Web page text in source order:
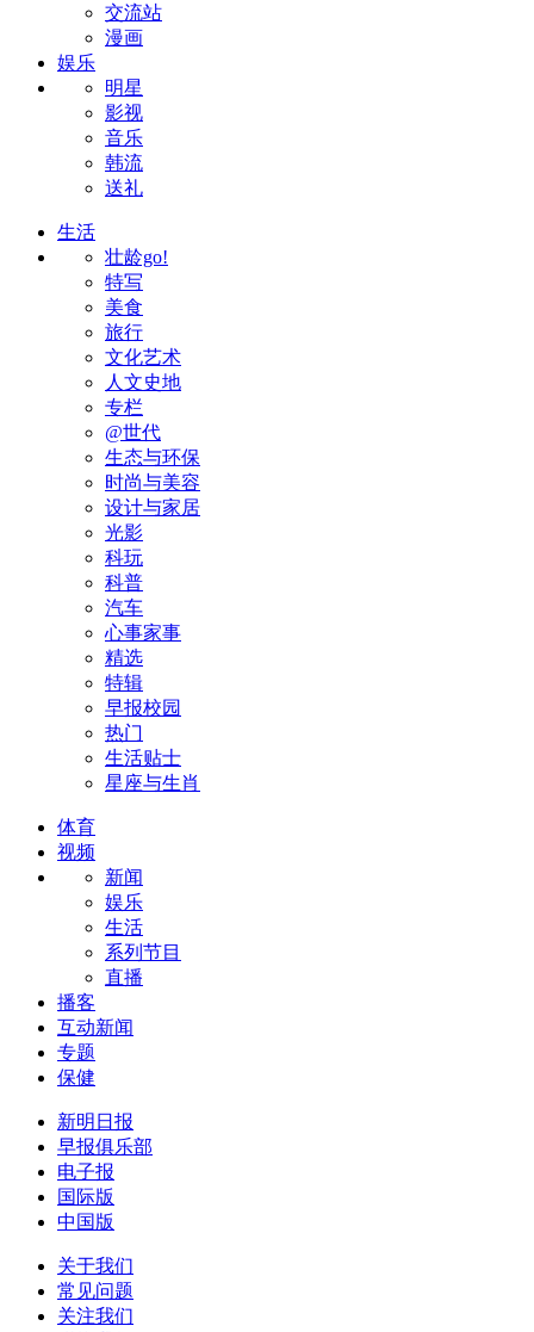
交流站
漫画
娱乐
明星
影视
音乐
韩流
送礼
生活
壮龄go!
特写
美食
旅行
文化艺术
人文史地
专栏
@世代
生态与环保
时尚与美容
设计与家居
光影
科玩
科普
汽车
心事家事
精选
特辑
早报校园
热门
生活贴士
星座与生肖
体育
视频
新闻
娱乐
生活
系列节目
直播
播客
互动新闻
专题
保健
新明日报
早报俱乐部
电子报
国际版
中国版
关于我们
常见问题
关注我们